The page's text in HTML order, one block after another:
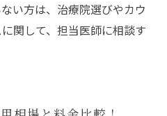
い方は、治療院選びやカウ
関して、担当医師に相談す